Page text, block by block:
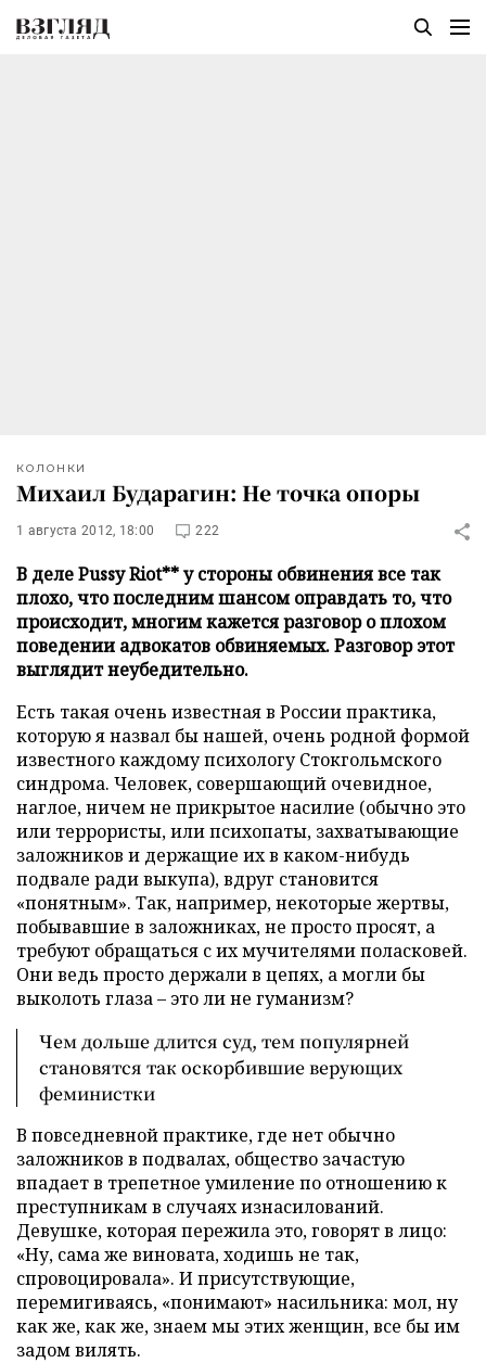
КОЛОНКИ
Михаил Бударагин: Не точка опоры
1 августа 2012, 18:00 222
В деле Pussy Riot** у стороны обвинения все так
плохо, что последним шансом оправдать то, что
происходит, многим кажется разговор о плохом
поведении адвокатов обвиняемых. Разговор этот
выглядит неубедительно.
Есть такая очень известная в России практика,
которую я назвал бы нашей, очень родной формой
известного каждому психологу Стокгольмского
синдрома. Человек, совершающий очевидное,
наглое, ничем не прикрытое насилие (обычно это
или террористы, или психопаты, захватывающие
заложников и держащие их в каком-нибудь
подвале ради выкупа), вдруг становится
«понятным». Так, например, некоторые жертвы,
побывавшие в заложниках, не просто просят, а
требуют обращаться с их мучителями поласковей.
Они ведь просто держали в цепях, а могли бы
выколоть глаза – это ли не гуманизм?
Чем дольше длится суд, тем популярней
становятся так оскорбившие верующих
феминистки
В повседневной практике, где нет обычно
заложников в подвалах, общество зачастую
впадает в трепетное умиление по отношению к
преступникам в случаях изнасилований.
Девушке, которая пережила это, говорят в лицо:
«Ну, сама же виновата, ходишь не так,
спровоцировала». И присутствующие,
перемигиваясь, «понимают» насильника: мол, ну
как же, как же, знаем мы этих женщин, все бы им
задом вилять.